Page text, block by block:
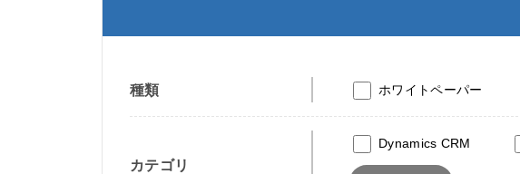
種類 ホワイトペーパー
カテゴリ
Dynamics CRM